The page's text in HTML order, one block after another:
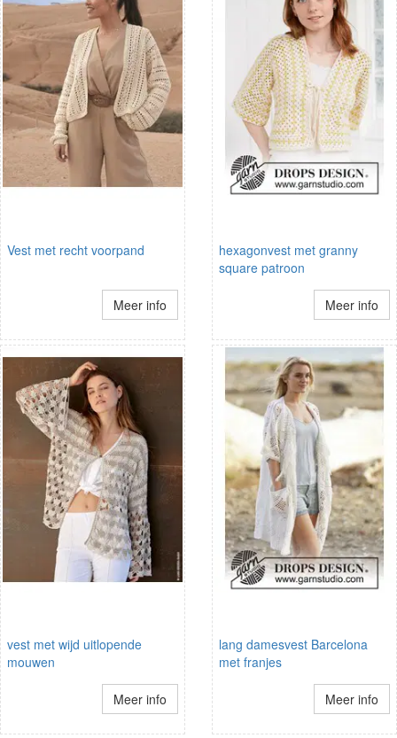
Vest met recht voorpand
Meer info
hexagonvest met granny
square patroon
Meer info
vest met wijd uitlopende
mouwen
Meer info
lang damesvest Barcelona
met franjes
Meer info